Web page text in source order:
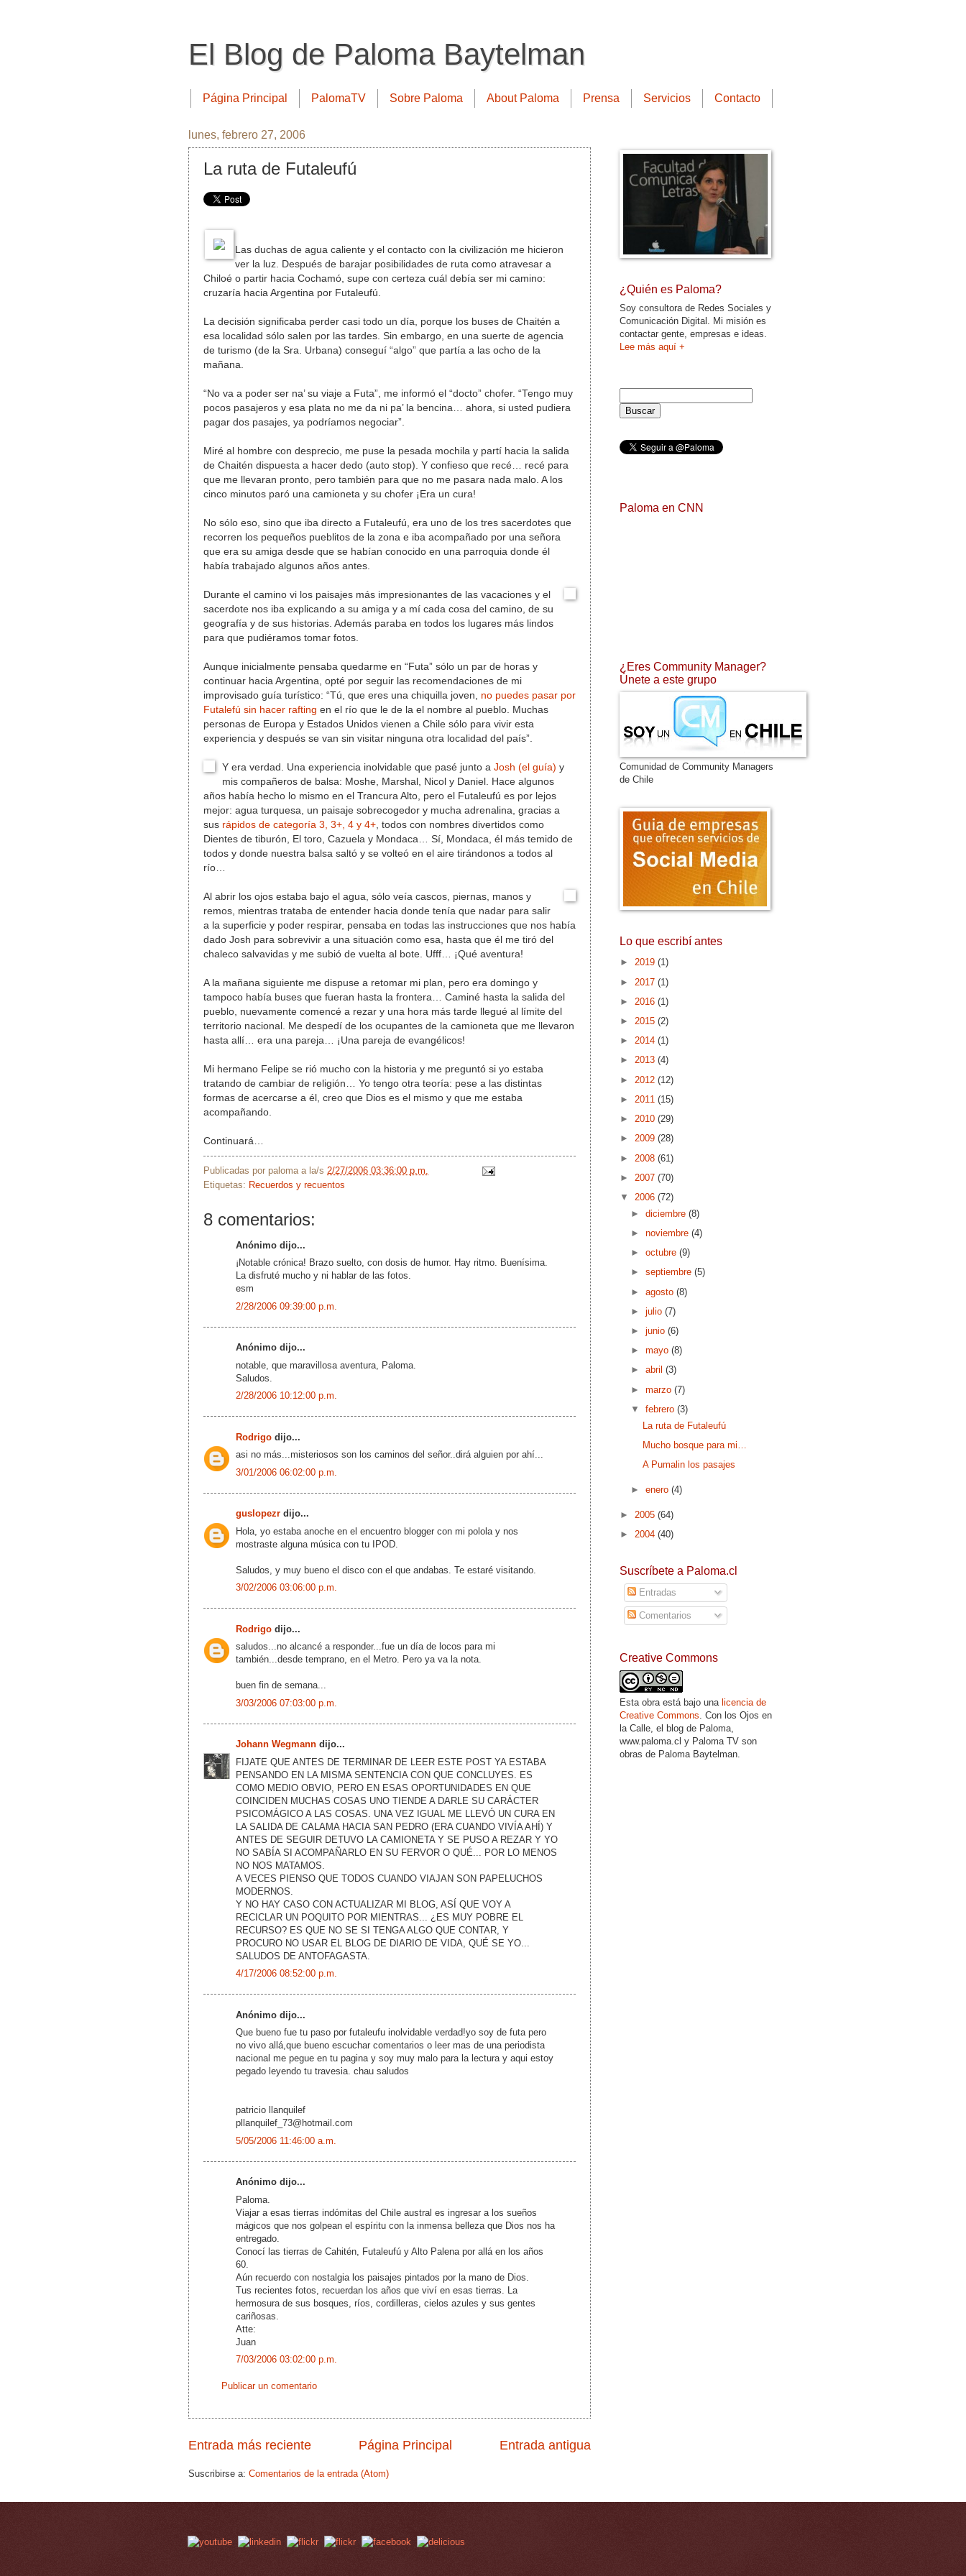
El Blog de Paloma Baytelman
Página Principal PalomaTV Sobre Paloma About Paloma Prensa Servicios Contacto
lunes, febrero 27, 2006
La ruta de Futaleufú
Las duchas de agua caliente y el contacto con la civilización me hicieron
ver la luz. Después de barajar posibilidades de ruta como atravesar a
Chiloé o partir hacia Cochamó, supe con certeza cuál debía ser mi camino:
cruzaría hacia Argentina por Futaleufú.
La decisión significaba perder casi todo un día, porque los buses de Chaitén a
esa localidad sólo salen por las tardes. Sin embargo, en una suerte de agencia
de turismo (de la Sra. Urbana) conseguí “algo” que partía a las ocho de la
mañana.
“No va a poder ser na’ su viaje a Futa”, me informó el “docto” chofer. “Tengo muy
pocos pasajeros y esa plata no me da ni pa’ la bencina… ahora, si usted pudiera
pagar dos pasajes, ya podríamos negociar”.
Miré al hombre con desprecio, me puse la pesada mochila y partí hacia la salida
de Chaitén dispuesta a hacer dedo (auto stop). Y confieso que recé… recé para
que me llevaran pronto, pero también para que no me pasara nada malo. A los
cinco minutos paró una camioneta y su chofer ¡Era un cura!
No sólo eso, sino que iba directo a Futaleufú, era uno de los tres sacerdotes que
recorren los pequeños pueblitos de la zona e iba acompañado por una señora
que era su amiga desde que se habían conocido en una parroquia donde él
había trabajado algunos años antes.
Durante el camino vi los paisajes más impresionantes de las vacaciones y el
sacerdote nos iba explicando a su amiga y a mí cada cosa del camino, de su
geografía y de sus historias. Además paraba en todos los lugares más lindos
para que pudiéramos tomar fotos.
Aunque inicialmente pensaba quedarme en “Futa” sólo un par de horas y
continuar hacia Argentina, opté por seguir las recomendaciones de mi
improvisado guía turístico: “Tú, que eres una chiquilla joven, no puedes pasar por
Futalefú sin hacer rafting en el río que le de la el nombre al pueblo. Muchas
personas de Europa y Estados Unidos vienen a Chile sólo para vivir esta
experiencia y después se van sin visitar ninguna otra localidad del país”.
Y era verdad. Una experiencia inolvidable que pasé junto a Josh (el guía) y
mis compañeros de balsa: Moshe, Marshal, Nicol y Daniel. Hace algunos
años había hecho lo mismo en el Trancura Alto, pero el Futaleufú es por lejos
mejor: agua turquesa, un paisaje sobrecogedor y mucha adrenalina, gracias a
sus rápidos de categoría 3, 3+, 4 y 4+ , todos con nombres divertidos como
Dientes de tiburón, El toro, Cazuela y Mondaca… Sí, Mondaca, él más temido de
todos y donde nuestra balsa saltó y se volteó en el aire tirándonos a todos al
río…
Al abrir los ojos estaba bajo el agua, sólo veía cascos, piernas, manos y
remos, mientras trataba de entender hacia donde tenía que nadar para salir
a la superficie y poder respirar, pensaba en todas las instrucciones que nos había
dado Josh para sobrevivir a una situación como esa, hasta que él me tiró del
chaleco salvavidas y me subió de vuelta al bote. Ufff… ¡Qué aventura!
A la mañana siguiente me dispuse a retomar mi plan, pero era domingo y
tampoco había buses que fueran hasta la frontera… Caminé hasta la salida del
pueblo, nuevamente comencé a rezar y una hora más tarde llegué al límite del
territorio nacional. Me despedí de los ocupantes de la camioneta que me llevaron
hasta allí… era una pareja… ¡Una pareja de evangélicos!
Mi hermano Felipe se rió mucho con la historia y me preguntó si yo estaba
tratando de cambiar de religión… Yo tengo otra teoría: pese a las distintas
formas de acercarse a él, creo que Dios es el mismo y que me estaba
acompañando.
Continuará…
Publicadas por paloma a la/s 2/27/2006 03:36:00 p.m.
Etiquetas: Recuerdos y recuentos
8 comentarios:
Anónimo dijo...
¡Notable crónica! Brazo suelto, con dosis de humor. Hay ritmo. Buenísima.
La disfruté mucho y ni hablar de las fotos.
esm
2/28/2006 09:39:00 p.m.
Anónimo dijo...
notable, que maravillosa aventura, Paloma.
Saludos.
2/28/2006 10:12:00 p.m.
Rodrigo dijo...
asi no más...misteriosos son los caminos del señor..dirá alguien por ahí...
3/01/2006 06:02:00 p.m.
guslopezr dijo...
Hola, yo estaba anoche en el encuentro blogger con mi polola y nos
mostraste alguna música con tu IPOD.
Saludos, y muy bueno el disco con el que andabas. Te estaré visitando.
3/02/2006 03:06:00 p.m.
Rodrigo dijo...
saludos...no alcancé a responder...fue un día de locos para mi
también...desde temprano, en el Metro. Pero ya va la nota.
buen fin de semana...
3/03/2006 07:03:00 p.m.
Johann Wegmann dijo...
FIJATE QUE ANTES DE TERMINAR DE LEER ESTE POST YA ESTABA
PENSANDO EN LA MISMA SENTENCIA CON QUE CONCLUYES. ES
COMO MEDIO OBVIO, PERO EN ESAS OPORTUNIDADES EN QUE
COINCIDEN MUCHAS COSAS UNO TIENDE A DARLE SU CARÁCTER
PSICOMÁGICO A LAS COSAS. UNA VEZ IGUAL ME LLEVÓ UN CURA EN
LA SALIDA DE CALAMA HACIA SAN PEDRO (ERA CUANDO VIVÍA AHÍ) Y
ANTES DE SEGUIR DETUVO LA CAMIONETA Y SE PUSO A REZAR Y YO
NO SABÍA SI ACOMPAÑARLO EN SU FERVOR O QUÉ... POR LO MENOS
NO NOS MATAMOS.
A VECES PIENSO QUE TODOS CUANDO VIAJAN SON PAPELUCHOS
MODERNOS.
Y NO HAY CASO CON ACTUALIZAR MI BLOG, ASÍ QUE VOY A
RECICLAR UN POQUITO POR MIENTRAS... ¿ES MUY POBRE EL
RECURSO? ES QUE NO SE SI TENGA ALGO QUE CONTAR, Y
PROCURO NO USAR EL BLOG DE DIARIO DE VIDA, QUÉ SE YO...
SALUDOS DE ANTOFAGASTA.
4/17/2006 08:52:00 p.m.
Anónimo dijo...
Que bueno fue tu paso por futaleufu inolvidable verdad!yo soy de futa pero
no vivo allá,que bueno escuchar comentarios o leer mas de una periodista
nacional me pegue en tu pagina y soy muy malo para la lectura y aqui estoy
pegado leyendo tu travesia. chau saludos
patricio llanquilef
pllanquilef_73@hotmail.com
5/05/2006 11:46:00 a.m.
Anónimo dijo...
Paloma.
Viajar a esas tierras indómitas del Chile austral es ingresar a los sueños
mágicos que nos golpean el espíritu con la inmensa belleza que Dios nos ha
entregado.
Conocí las tierras de Cahitén, Futaleufú y Alto Palena por allá en los años
60.
Aún recuerdo con nostalgia los paisajes pintados por la mano de Dios.
Tus recientes fotos, recuerdan los años que viví en esas tierras. La
hermosura de sus bosques, ríos, cordilleras, cielos azules y sus gentes
cariñosas.
Atte:
Juan
7/03/2006 03:02:00 p.m.
Publicar un comentario
Entrada más reciente Entrada antigua
Página Principal
Suscribirse a: Comentarios de la entrada (Atom)
¿Quién es Paloma?
Soy consultora de Redes Sociales y
Comunicación Digital. Mi misión es
contactar gente, empresas e ideas.
Lee más aquí +
Paloma en CNN
¿Eres Community Manager?
Únete a este grupo
Comunidad de Community Managers
de Chile
Lo que escribí antes
► 2019 (1)
► 2017 (1)
► 2016 (1)
► 2015 (2)
► 2014 (1)
► 2013 (4)
► 2012 (12)
► 2011 (15)
► 2010 (29)
► 2009 (28)
► 2008 (61)
► 2007 (70)
▼ 2006 (72)
►diciembre(8)
►noviembre(4)
►octubre(9)
►septiembre(5)
►agosto(8)
►julio(7)
►junio(6)
►mayo(8)
►abril(3)
►marzo(7)
▼febrero(3)
La ruta de Futaleufú
Mucho bosque para mi…
A Pumalin los pasajes
►enero(4)
► 2005 (64)
► 2004 (40)
Suscríbete a Paloma.cl
Entradas
Comentarios
Creative Commons
Esta obra está bajo una licencia de
Creative Commons . Con los Ojos en
la Calle, el blog de Paloma,
www.paloma.cl y Paloma TV son
obras de Paloma Baytelman.